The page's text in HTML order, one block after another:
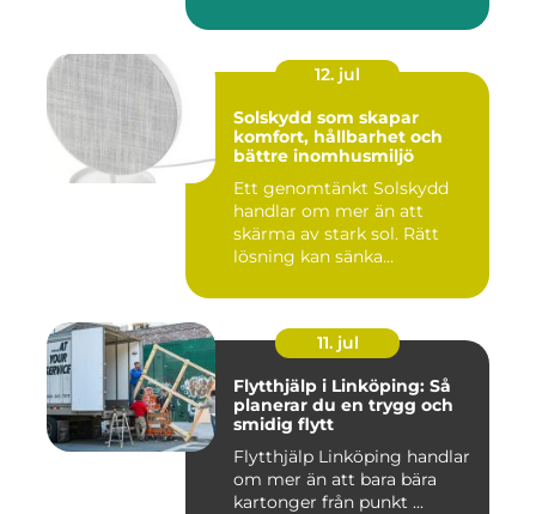
12. jul
Solskydd som skapar
komfort, hållbarhet och
bättre inomhusmiljö
Ett genomtänkt Solskydd
handlar om mer än att
skärma av stark sol. Rätt
lösning kan sänka
11. jul
Flytthjälp i Linköping: Så
planerar du en trygg och
smidig flytt
Flytthjälp Linköping handlar
om mer än att bara bära
kartonger från punkt ...